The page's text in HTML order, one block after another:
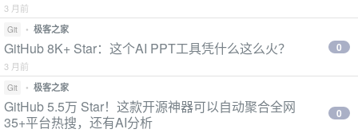
3 月前
Git • 极客之家
GitHub 8K+ Star：这个AI PPT工具凭什么这么火？
3 月前
0
Git • 极客之家
GitHub 5.5万 Star！这款开源神器可以自动聚合全网
35+平台热搜，还有AI分析
0